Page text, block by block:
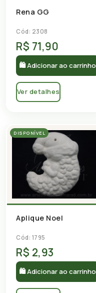
Rena GG
Cód: 2308
R$ 71,90
🛍 Adicionar ao carrinho
Ver detalhes
DISPONÍVEL
Aplique Noel
Cód: 1795
R$ 2,93
🛍 Adicionar ao carrinho